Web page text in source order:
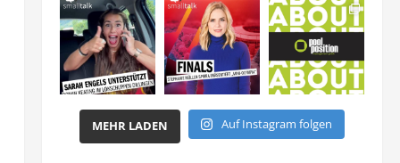
MEHR LADEN Auf Instagram folgen